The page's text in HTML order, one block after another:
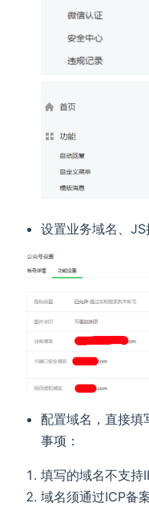
设置业务域名、
配置域名，直接填
事项：
填写的域名不支持
域名须通过ICP备案